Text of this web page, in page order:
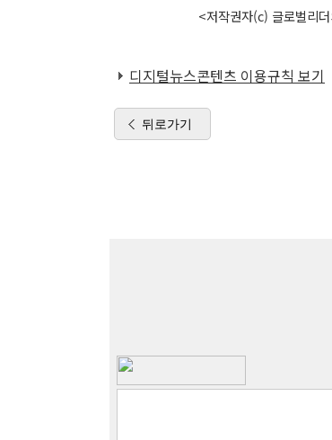
<저작권자(c) 글로벌리
디지털뉴스콘텐츠 이용규칙 보기
뒤로가기